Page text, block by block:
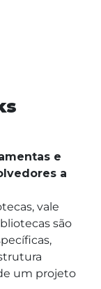
e
a
vale
são
um projeto